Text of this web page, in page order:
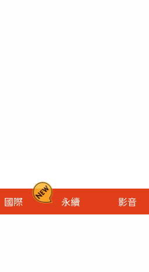
國際 永續 影音